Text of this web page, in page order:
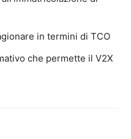
in termini di TCO
che permette il V2X